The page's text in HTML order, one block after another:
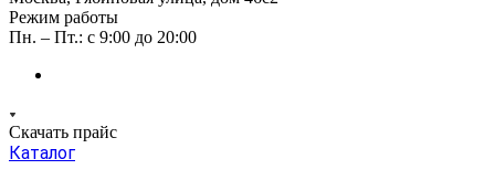
Режим работы
Пн. – Пт.: с 9:00 до 20:00
Скачать прайс
Каталог